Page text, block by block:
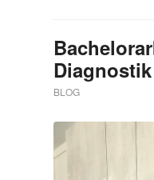
Diagnostik
BLOG